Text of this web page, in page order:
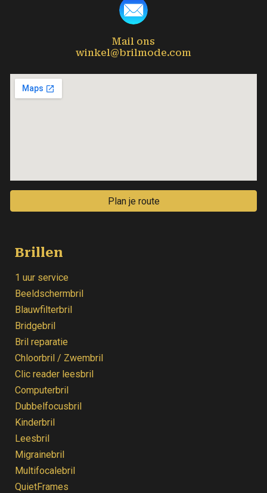
Mail ons
winkel@brilmode.com
Plan je route
Brillen
1 uur service
Beeldschermbril
Blauwfilterbril
Bridgebril
Bril reparatie
Chloorbril / Zwembril
Clic reader leesbril
Computerbril
Dubbelfocusbril
Kinderbril
Leesbril
Migrainebril
Multifocalebril
QuietFrames